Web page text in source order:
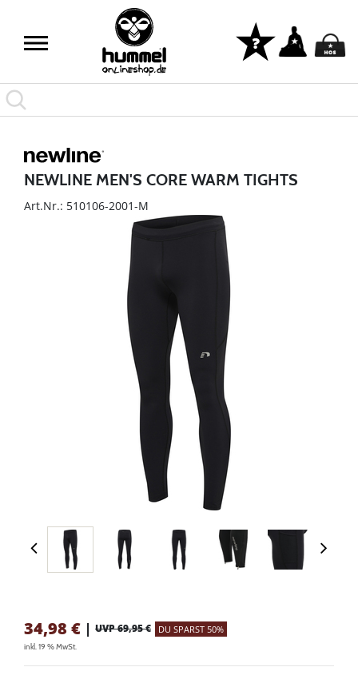
NEWLINE MEN'S CORE WARM TIGHTS
Art.Nr.: 510106-2001-M
34,98 € | UVP 69,95 € DU SPARST 50%
inkl. 19 % MwSt.